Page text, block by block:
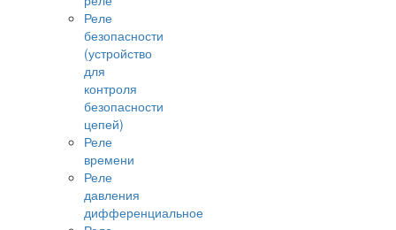
Реле
безопасности
(устройство
для
контроля
безопасности
цепей)
Реле
времени
Реле
давления
дифференциальное